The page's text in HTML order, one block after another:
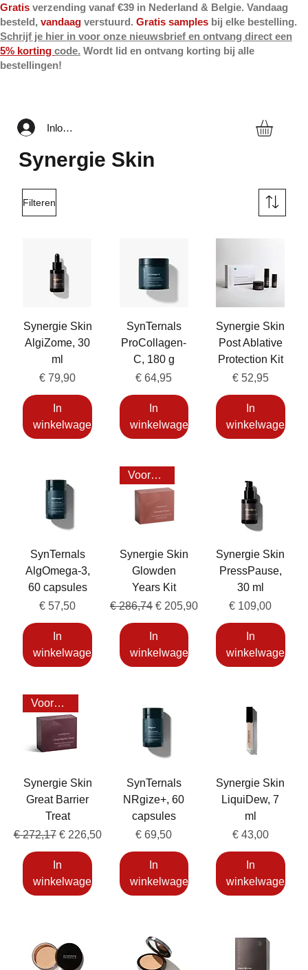
Gratis verzending vanaf €39 in Nederland & Belgie. Vandaag
besteld, vandaag verstuurd. Gratis samples bij elke bestelling.
Schrijf je hier in voor onze nieuwsbrief en ontvang direct een
5% korting code. Wordt lid en ontvang korting bij alle
bestellingen!
Inloggen
Synergie Skin
Filteren
Synergie Skin
AlgiZome, 30
ml
Prijs
€ 79,90
In
winkelwagen
SynTernals
ProCollagen-
C, 180 g
Prijs
€ 64,95
In
winkelwagen
Synergie Skin
Post Ablative
Protection Kit
Prijs
€ 52,95
In
winkelwagen
SynTernals
AlgOmega-3,
60 capsules
Prijs
€ 57,50
In
winkelwagen
Voordeel 20%
Synergie Skin
Glowden
Years Kit
Normale prijs
€ 286,74 Verkoopprijs
€ 205,90
In
winkelwagen
Synergie Skin
PressPause,
30 ml
Prijs
€ 109,00
In
winkelwagen
Voordeel 20%
Synergie Skin
Great Barrier
Treat
Normale prijs
€ 272,17 Verkoopprijs
€ 226,50
In
winkelwagen
SynTernals
NRgize+, 60
capsules
Prijs
€ 69,50
In
winkelwagen
Synergie Skin
LiquiDew, 7
ml
Prijs
€ 43,00
In
winkelwagen